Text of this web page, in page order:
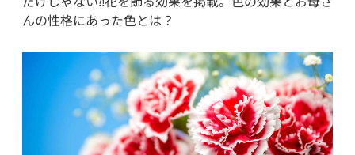
んの性格にあった色とは？